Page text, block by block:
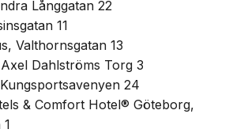
Långgatan 22
11
Valthornsgatan 13
Dahlströms Torg 3
24
& Comfort Hotel® Göteborg,